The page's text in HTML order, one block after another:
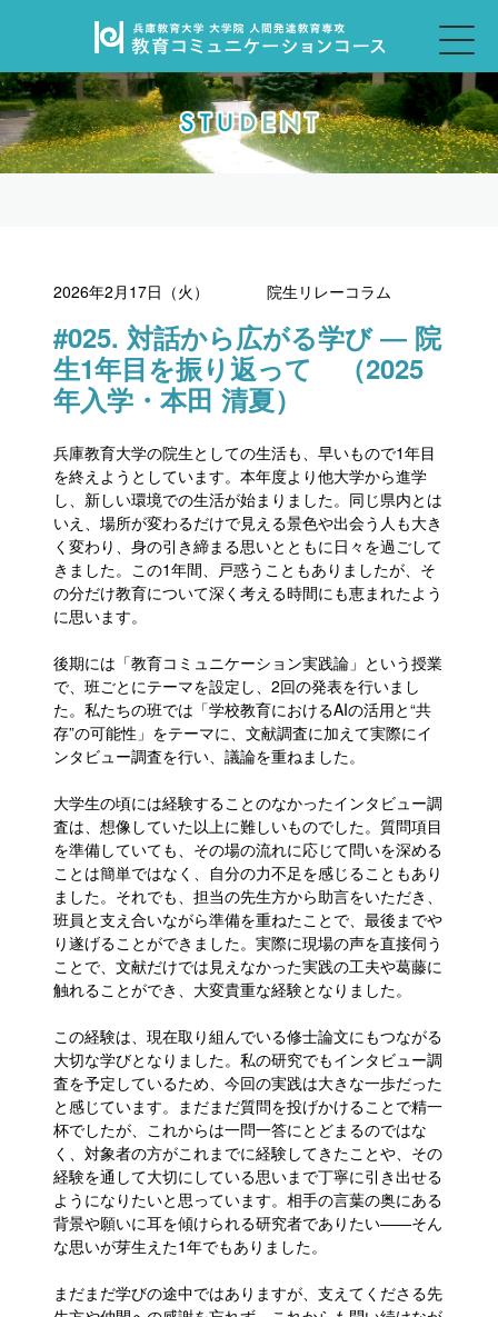
2026年2月17日（火） 院生リレーコラム
#025. 対話から広がる学び ― 院
生1年目を振り返って （2025
年入学・本田 清夏）
兵庫教育大学の院生としての生活も、早いもので1年目
を終えようとしています。本年度より他大学から進学
し、新しい環境での生活が始まりました。同じ県内とは
いえ、場所が変わるだけで見える景色や出会う人も大き
く変わり、身の引き締まる思いとともに日々を過ごして
きました。この1年間、戸惑うこともありましたが、そ
の分だけ教育について深く考える時間にも恵まれたよう
に思います。
後期には「教育コミュニケーション実践論」という授業
で、班ごとにテーマを設定し、2回の発表を行いまし
た。私たちの班では「学校教育におけるAIの活用と“共
存”の可能性」をテーマに、文献調査に加えて実際にイ
ンタビュー調査を行い、議論を重ねました。
大学生の頃には経験することのなかったインタビュー調
査は、想像していた以上に難しいものでした。質問項目
を準備していても、その場の流れに応じて問いを深める
ことは簡単ではなく、自分の力不足を感じることもあり
ました。それでも、担当の先生方から助言をいただき、
班員と支え合いながら準備を重ねたことで、最後までや
り遂げることができました。実際に現場の声を直接伺う
ことで、文献だけでは見えなかった実践の工夫や葛藤に
触れることができ、大変貴重な経験となりました。
この経験は、現在取り組んでいる修士論文にもつながる
大切な学びとなりました。私の研究でもインタビュー調
査を予定しているため、今回の実践は大きな一歩だった
と感じています。まだまだ質問を投げかけることで精一
杯でしたが、これからは一問一答にとどまるのではな
く、対象者の方がこれまでに経験してきたことや、その
経験を通して大切にしている思いまで丁寧に引き出せる
ようになりたいと思っています。相手の言葉の奥にある
背景や願いに耳を傾けられる研究者でありたい――そん
な思いが芽生えた1年でもありました。
まだまだ学びの途中ではありますが、支えてくださる先